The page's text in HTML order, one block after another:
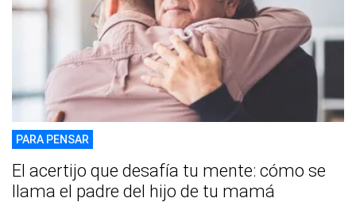
PARA PENSAR
El acertijo que desafía tu mente: cómo se
llama el padre del hijo de tu mamá